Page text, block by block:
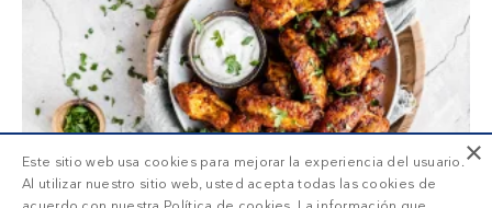
×
Este sitio web usa cookies para mejorar la experiencia del usuario.
Al utilizar nuestro sitio web, usted acepta todas las cookies de